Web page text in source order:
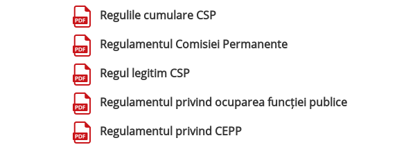
Regulile cumulare CSP
Regulamentul Comisiei Permanente
Regul legitim CSP
Regulamentul privind ocuparea funcției publice
Regulamentul privind CEPP